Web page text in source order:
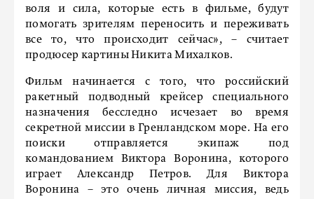
воля и сила, которые есть в фильме, будут
помогать зрителям переносить и переживать
все то, что происходит сейчас», – считает
продюсер картины Никита Михалков.
Фильм начинается с того, что российский
ракетный подводный крейсер специального
назначения бесследно исчезает во время
секретной миссии в Гренландском море. На его
поиски отправляется экипаж под
командованием Виктора Воронина, которого
играет Александр Петров. Для Виктора
Воронина – это очень личная миссия, ведь